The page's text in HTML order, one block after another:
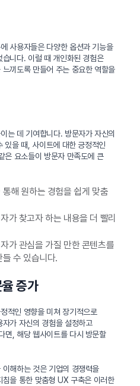
사용자들은 다양한 옵션과 기능을
니다. 이럴 때 개인화된 경험은
끼도록 만들어 주는 중요한 역할을
는 데 기여합니다. 방문자가 자신의
있을 때, 사이트에 대한 긍정적인
은 요소들이 방문자 만족도에 큰
해 원하는 경험을 쉽게 맞춤
가 찾고자 하는 내용을 더 빨리
가 관심을 가질 만한 콘텐츠를
수 있습니다.
증가
적인 영향을 미쳐 장기적으로
가 자신의 경험을 설정하고
면, 해당 웹사이트를 다시 방문할
해하는 것은 기업의 경쟁력을
을 통한 맞춤형 UX 구축은 이러한